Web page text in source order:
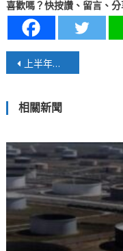
喜歡嗎？快按讚、留言、分
文
導
覽
上半年亮眼數據隱藏大隱憂
相關新聞